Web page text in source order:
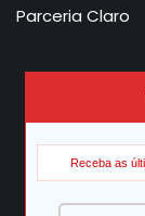
Parceria Claro